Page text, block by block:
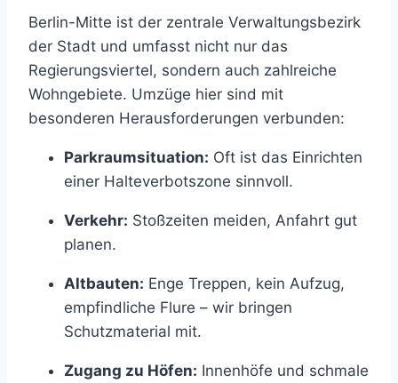
Berlin-Mitte ist der zentrale Verwaltungsbezirk
der Stadt und umfasst nicht nur das
Regierungsviertel, sondern auch zahlreiche
Wohngebiete. Umzüge hier sind mit
besonderen Herausforderungen verbunden:
Parkraumsituation: Oft ist das Einrichten
einer Halteverbotszone sinnvoll.
Verkehr: Stoßzeiten meiden, Anfahrt gut
planen.
Altbauten: Enge Treppen, kein Aufzug,
empfindliche Flure – wir bringen
Schutzmaterial mit.
Zugang zu Höfen: Innenhöfe und schmale